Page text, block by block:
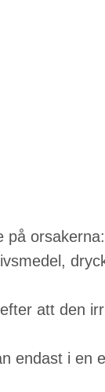
på orsakerna:
att den
endast i en